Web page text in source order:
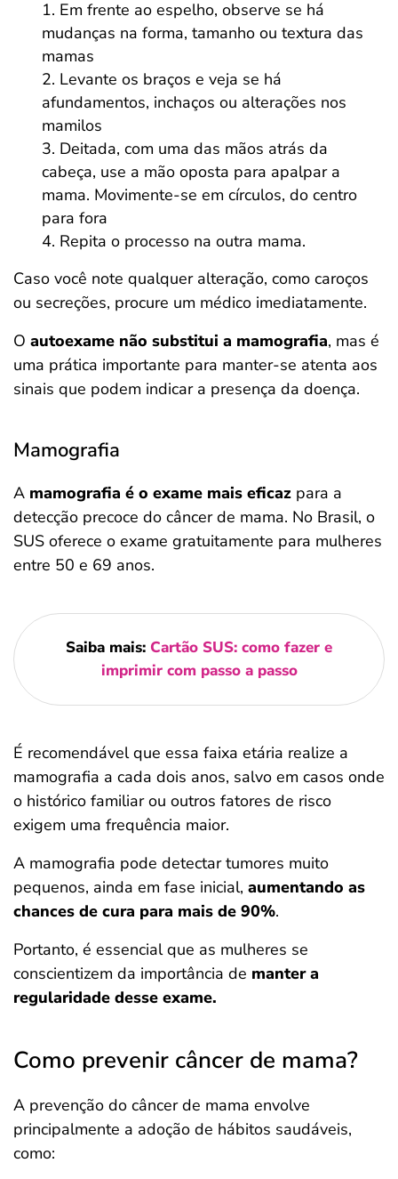
Em frente ao espelho, observe se há
mudanças na forma, tamanho ou textura das
mamas
Levante os braços e veja se há
afundamentos, inchaços ou alterações nos
mamilos
Deitada, com uma das mãos atrás da
cabeça, use a mão oposta para apalpar a
mama. Movimente-se em círculos, do centro
para fora
Repita o processo na outra mama.
Caso você note qualquer alteração, como caroços
ou secreções, procure um médico imediatamente.
O autoexame não substitui a mamografia, mas é
uma prática importante para manter-se atenta aos
sinais que podem indicar a presença da doença.
Mamografia
A mamografia é o exame mais eficaz para a
detecção precoce do câncer de mama. No Brasil, o
SUS oferece o exame gratuitamente para mulheres
entre 50 e 69 anos.
Saiba mais: Cartão SUS: como fazer e
imprimir com passo a passo
É recomendável que essa faixa etária realize a
mamografia a cada dois anos, salvo em casos onde
o histórico familiar ou outros fatores de risco
exigem uma frequência maior.
A mamografia pode detectar tumores muito
pequenos, ainda em fase inicial, aumentando as
chances de cura para mais de 90%.
Portanto, é essencial que as mulheres se
conscientizem da importância de manter a
regularidade desse exame.
Como prevenir câncer de mama?
A prevenção do câncer de mama envolve
principalmente a adoção de hábitos saudáveis,
como: